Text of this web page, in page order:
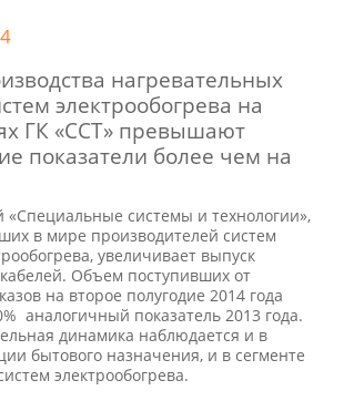
нагревательных
электрообогрева на
ГК «ССТ» превышают
показатели более чем на
«Специальные системы и технологии»,
в мире производителей систем
увеличивает выпуск
Объем поступивших от
на второе полугодие 2014 года
аналогичный показатель 2013 года.
динамика наблюдается и в
бытового назначения, и в сегменте
электрообогрева.